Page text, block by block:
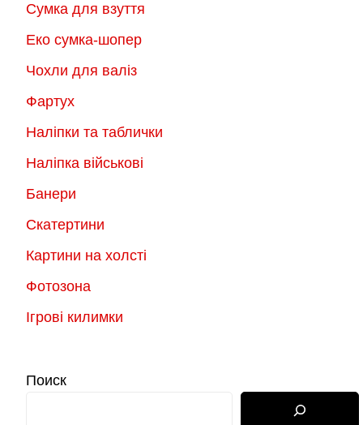
Сумка для взуття
Еко сумка-шопер
Чохли для валіз
Фартух
Наліпки та таблички
Наліпка військові
Банери
Скатертини
Картини на холсті
Фотозона
Ігрові килимки
Поиск